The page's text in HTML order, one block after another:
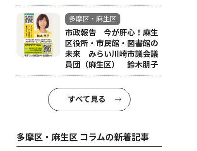
多摩区・麻生区
市政報告 今が肝心！麻生
区役所・市民館・図書館の
未来 みらい川崎市議会議
員団（麻生区） 鈴木朋子
すべて見る
多摩区・麻生区 コラムの新着記事